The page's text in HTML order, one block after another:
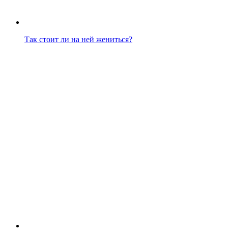
Так стоит ли на ней жениться?